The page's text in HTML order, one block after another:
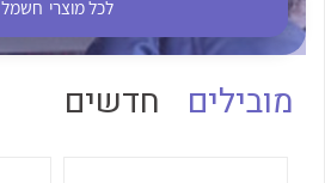
לכל מוצרי חשמל
מובילים חדשים